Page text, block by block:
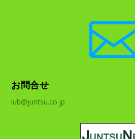
お問合せ
lub@juntsu.co.jp